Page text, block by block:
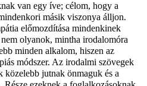
van egy íve; célom, hogy a
másik viszonya álljon.
előmozdítása mindenkinek
olyanok, mintha irodalomóra
minden alkalom, hiszen az
módszer. Az irodalmi szövegek
közelebb jutnak önmaguk és a